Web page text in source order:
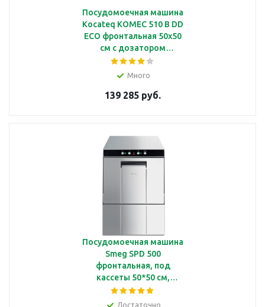
Посудомоечная машина
Kocateq KOMEC 510 B DD
ECO фронтальная 50х50
см с дозатором
ополаскивающих и
моющих средств, с
Много
139 285 руб.
Посудомоечная машина
Smeg SPD 500
фронтальная, под
кассеты 50*50 см,
дозаторы моечного и
ополаскивающего
Достаточно